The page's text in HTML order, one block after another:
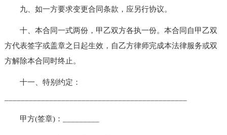
九、如一方要求变更合同条款，应另行协议。
十、本合同一式两份，甲乙双方各执一份。本合同自甲乙双
方代表签字或盖章之日起生效，自乙方律师完成本法律服务或双
方解除本合同时终止。
十一、特别约定：
甲方(签章)：_________